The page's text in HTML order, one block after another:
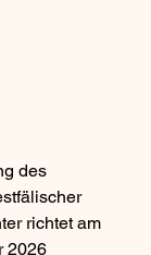
des
richtet am
2026